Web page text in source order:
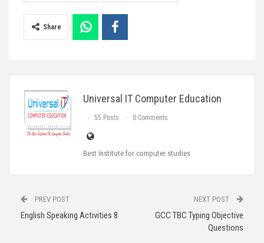
Share
Universal IT Computer Education
55 Posts 0 Comments
Best Institute for computer studies
PREV POST
English Speaking Activities 8
NEXT POST
GCC TBC Typing Objective
Questions